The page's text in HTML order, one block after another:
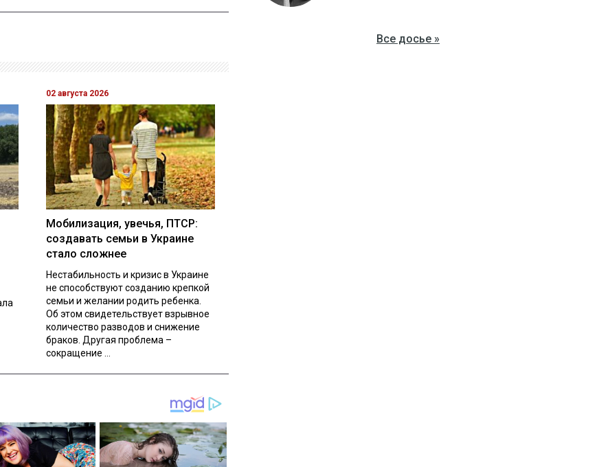
02 августа 2026
Мобилизация, увечья, ПТСР:
создавать семьи в Украине
стало сложнее
Нестабильность и кризис в Украине
не способствуют созданию крепкой
семьи и желании родить ребенка.
Об этом свидетельствует взрывное
количество разводов и снижение
браков. Другая проблема –
сокращение ...
Все досье »